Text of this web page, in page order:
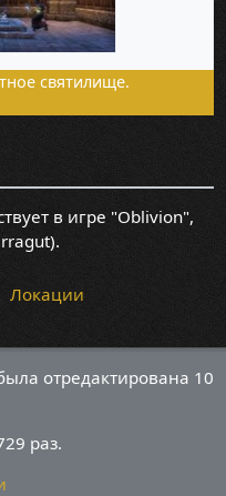
святилище.
в игре "Oblivion",
Локации
отредактирована 10
раз.